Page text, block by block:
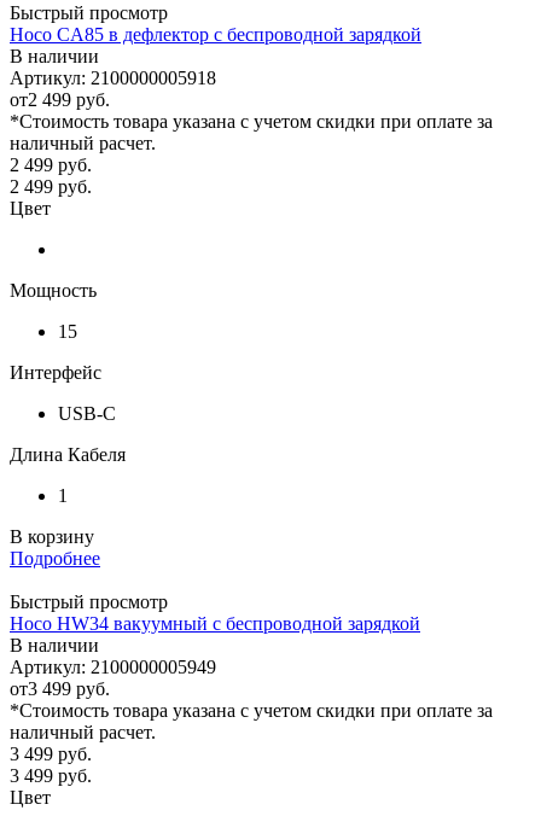
Быстрый просмотр
Hoco CA85 в дефлектор с беспроводной зарядкой
В наличии
Артикул: 2100000005918
от2 499 руб.
*Стоимость товара указана с учетом скидки при оплате за
наличный расчет.
2 499 руб.
2 499 руб.
Цвет
Мощность
15
Интерфейс
USB-C
Длина Кабеля
1
В корзину
Подробнее
Быстрый просмотр
Hoco HW34 вакуумный с беспроводной зарядкой
В наличии
Артикул: 2100000005949
от3 499 руб.
*Стоимость товара указана с учетом скидки при оплате за
наличный расчет.
3 499 руб.
3 499 руб.
Цвет